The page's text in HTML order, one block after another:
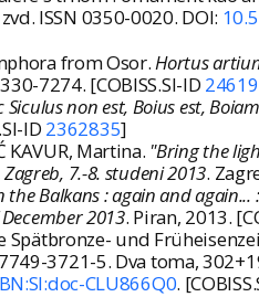
ISSN 0350-0020. DOI:
from Osor.Hortus
7274. [COBISS.SI-ID
Siculus non est, Boius est,
ID 2362835]
KAVUR, Martina. "Bring the
7.-8. studeni 2013.
the Balkans : again and
2013. Piran, 2013.
Spätbronze- und
3721-5. Dva toma,
CLU866Q0.